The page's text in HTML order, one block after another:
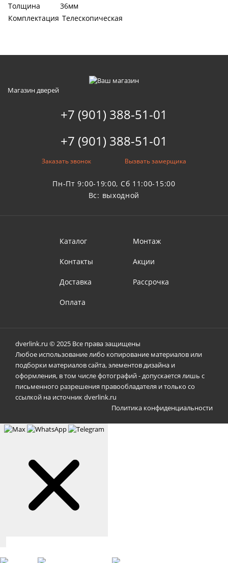
Толщина
36мм
Комплектация Телескопическая
Магазин дверей
+7 (901) 388-51-01
+7 (901) 388-51-01
Заказать звонок Вызвать замерщика
Пн-Пт 9:00-19:00, Сб 11:00-15:00
Вс: выходной
Каталог
Контакты
Доставка
Оплата
Монтаж
Акции
Рассрочка
dverlink.ru © 2025 Все права защищены
Любое использование либо копирование материалов или
подборки материалов сайта, элементов дизайна и
оформления, в том числе фотографий - допускается лишь с
письменного разрешения правообладателя и только со
ссылкой на источник dverlink.ru
Политика конфиденциальности